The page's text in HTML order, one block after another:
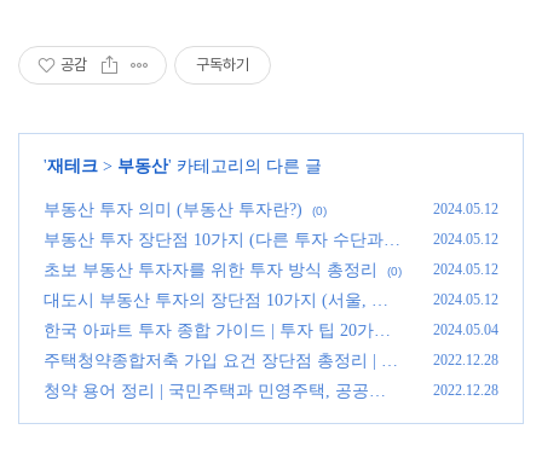
공감 구독하기
'재테크 > 부동산' 카테고리의 다른 글
부동산 투자 의미 (부동산 투자란?) (0) 2024.05.12
부동산 투자 장단점 10가지 (다른 투자 수단과
비교 정리)
(0)
2024.05.12
초보 부동산 투자자를 위한 투자 방식 총정리 (0) 2024.05.12
대도시 부동산 투자의 장단점 10가지 (서울, 부
산, 인천 등)
(0)
2024.05.12
한국 아파트 투자 종합 가이드 | 투자 팁 20가지
(0)
2024.05.04
주택청약종합저축 가입 요건 장단점 총정리 | 청
약 용어정리 (2)
(0)
2022.12.28
청약 용어 정리 | 국민주택과 민영주택, 공공분
2022.12.28